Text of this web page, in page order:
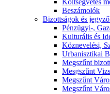
Beszámolók
Bizottságok és
Pénzügyi-,
Kulturális és
Köznevelési,
Urbanisztikai
Megszűnt
Mesgszűnt
Megszűnt
Megszűnt